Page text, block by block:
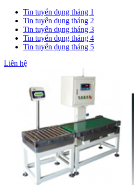
Tin tuyển dụng tháng 1
Tin tuyển dụng tháng 2
Tin tuyển dụng tháng 3
Tin tuyển dụng tháng 4
Tin tuyển dụng tháng 5
Liên hệ